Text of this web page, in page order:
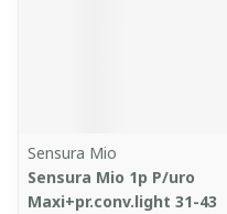
Sensura Mio
Sensura Mio 1p P/uro
Maxi+pr.conv.light 31-43